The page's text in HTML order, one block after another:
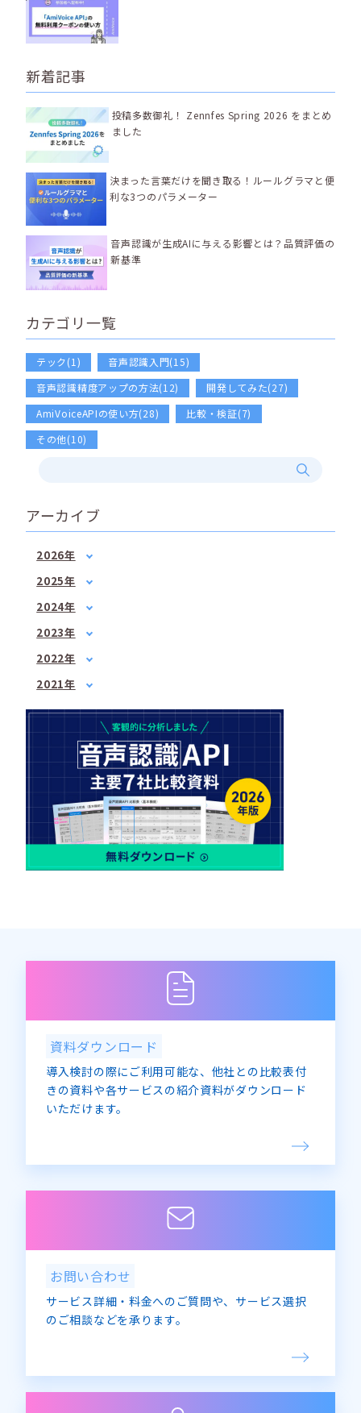
新着記事
投稿多数御礼！ Zennfes Spring 2026 をまとめ
ました
決まった言葉だけを聞き取る！ルールグラマと便
利な3つのパラメーター
音声認識が生成AIに与える影響とは？品質評価の
新基準
カテゴリ一覧
テック(1)
音声認識入門(15)
音声認識精度アップの方法(12)
開発してみた(27)
AmiVoiceAPIの使い方(28)
比較・検証(7)
その他(10)
アーカイブ
2026年
2月(1)
3月(1)
4月(1)
6月(2)
7月(3)
2025年
3月(2)
5月(1)
7月(2)
9月(1)
10月(1)
12月
(2)
2024年
2月(1)
3月(1)
4月(3)
(2)
12月 (1)
2023年
2月(1)
3月(2)
4月(2)
7月
9月(1)
10月(1)
11月(1)
2022年
2月(3)
3月(2)
4月
8月(2)
9月 (1)
10月(2)
11月(2)
2021年
(2)
9月(2)
10月(3)
12月(3)
資料ダウンロード
導入検討の際にご利用可能な、他社との比較表付
きの資料や各サービスの紹介資料がダウンロード
いただけます。
お問い合わせ
サービス詳細・料金へのご質問や、サービス選択
のご相談などを承ります。